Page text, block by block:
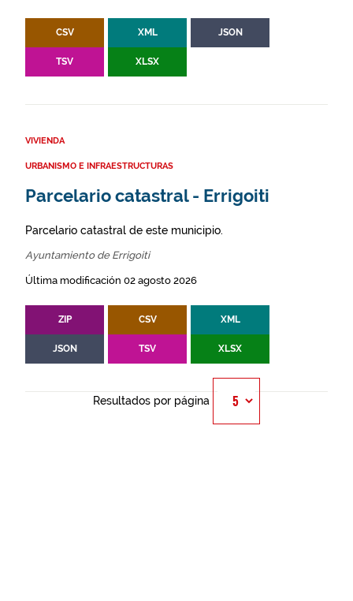
CSV XML JSON
TSV XLSX
VIVIENDA
URBANISMO E INFRAESTRUCTURAS
Parcelario catastral - Errigoiti
Parcelario catastral de este municipio.
Ayuntamiento de Errigoiti
Última modificación 02 agosto 2026
ZIP CSV XML
JSON TSV XLSX
Resultados por página